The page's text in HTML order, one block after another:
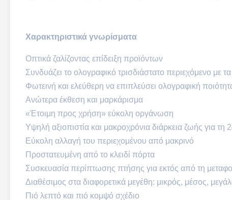
Χαρακτηριστικά γνωρίσματα
Οπτικά ζαλίζοντας επίδειξη προϊόντων
Συνδυάζει το ολογραφικό τρισδιάστατο περιεχόμενο με
Φωτεινή και ελεύθερη να επιπλεύσει ολογραφική
Ανώτερα έκθεση και μαρκάρισμα
«Έτοιμη προς χρήση» εύκολη οργάνωση
Υψηλή αξιοπιστία και μακροχρόνια διάρκεια ζωής για τη
Εύκολη αλλαγή του περιεχομένου από μακρινό
Προστατευμένη από το κλειδί πόρτα
Συσκευασία περίπτωσης πτήσης για εκτός από τη
Διαθέσιμος στα διαφορετικά μεγέθη: μικρός, μέσος,
Πιό λεπτό και πιό κομψό σχέδιο